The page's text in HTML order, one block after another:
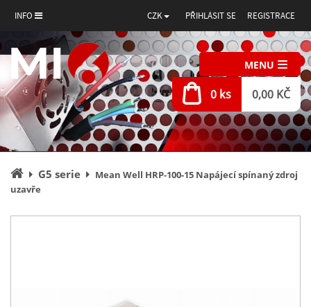
INFO CZK PŘIHLÁSIT SE REGISTRACE
MENU
0 ks 0,00 KČ
Úvodní
stránka
G5 serie
Mean Well HRP-100-15 Napájecí spínaný zdroj
uzavře